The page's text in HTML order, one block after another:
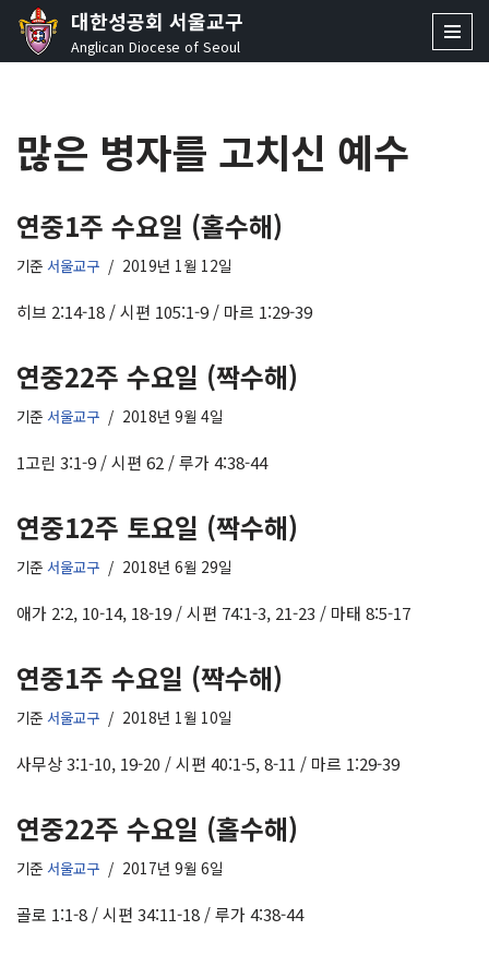
콘
로
건
뛰
기
대한성공회 서울교구
Anglican Diocese of Seoul
많은 병자를 고치신 예수
연중1주 수요일 (홀수해)
기준 서울교구 2019년 1월 12일
히브 2:14-18 / 시편 105:1-9 / 마르 1:29-39
연중22주 수요일 (짝수해)
기준 서울교구 2018년 9월 4일
1고린 3:1-9 / 시편 62 / 루가 4:38-44
연중12주 토요일 (짝수해)
기준 서울교구 2018년 6월 29일
애가 2:2, 10-14, 18-19 / 시편 74:1-3, 21-23 / 마태 8:5-17
연중1주 수요일 (짝수해)
기준 서울교구 2018년 1월 10일
사무상 3:1-10, 19-20 / 시편 40:1-5, 8-11 / 마르 1:29-39
연중22주 수요일 (홀수해)
기준 서울교구 2017년 9월 6일
골로 1:1-8 / 시편 34:11-18 / 루가 4:38-44